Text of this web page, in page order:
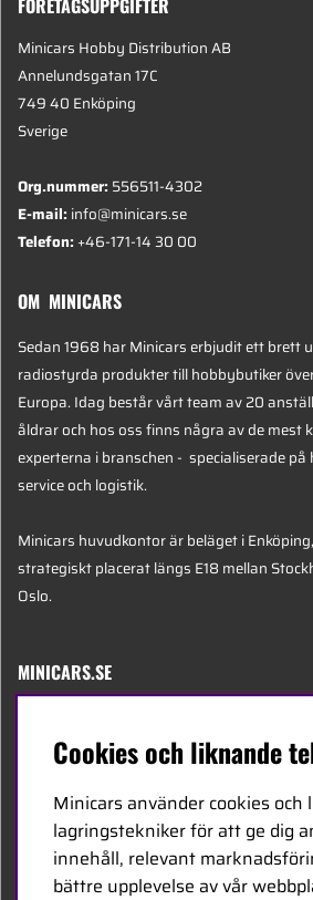
FÖRETAGSUPPGIFTER
Minicars Hobby Distribution AB
Annelundsgatan 17C
749 40 Enköping
Sverige
Org.nummer:556511-4302
E-mail:info@minicars.se
Telefon:+46-171-14 30 00
OM MINICARS
Sedan 1968 har Minicars erbjudit ett brett
radiostyrda produkter till hobbybutiker
Europa. Idag består vårt team av 20
åldrar och hos oss finns några av de mest
experterna i branschen - specialiserade på
service och logistik.
Minicars huvudkontor är beläget i Enköping,
strategiskt placerat längs E18 mellan
Oslo.
MINICARS.SE
Bli återförsäljare
Bli leverantör
Cookies och liknande
Minicars använder cookies och
lagringstekniker för att ge dig
innehåll, relevant
bättre upplevelse av vår